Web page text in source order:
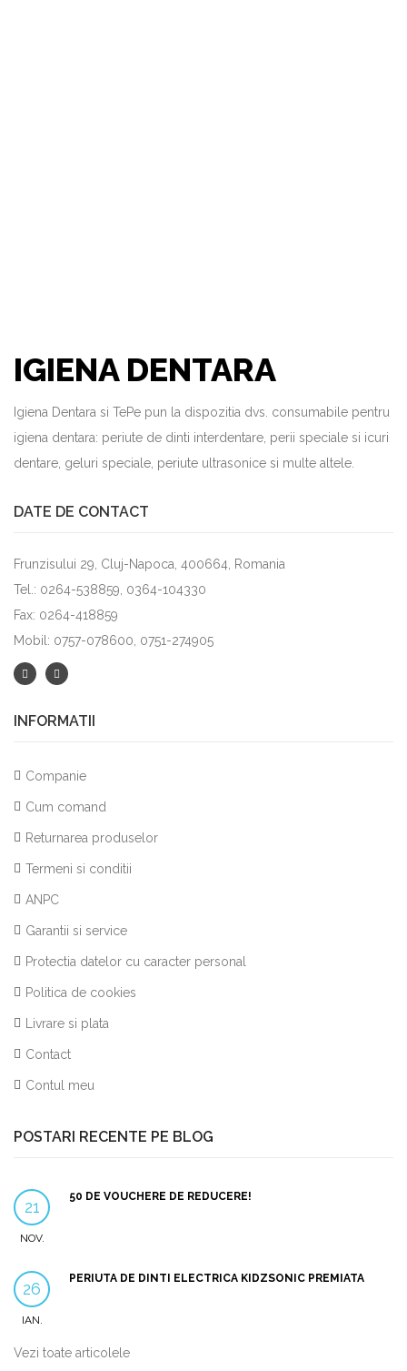
IGIENA DENTARA
Igiena Dentara si TePe pun la dispozitia dvs. consumabile pentru
igiena dentara: periute de dinti interdentare, perii speciale si icuri
dentare, geluri speciale, periute ultrasonice si multe altele.
DATE DE CONTACT
Frunzisului 29, Cluj-Napoca, 400664, Romania
Tel.: 0264-538859, 0364-104330
Fax: 0264-418859
Mobil: 0757-078600, 0751-274905
INFORMATII
Companie
Cum comand
Returnarea produselor
Termeni si conditii
ANPC
Garantii si service
Protectia datelor cu caracter personal
Politica de cookies
Livrare si plata
Contact
Contul meu
POSTARI RECENTE PE BLOG
21
NOV.
50 DE VOUCHERE DE REDUCERE!
26
IAN.
PERIUTA DE DINTI ELECTRICA KIDZSONIC PREMIATA
Vezi toate articolele